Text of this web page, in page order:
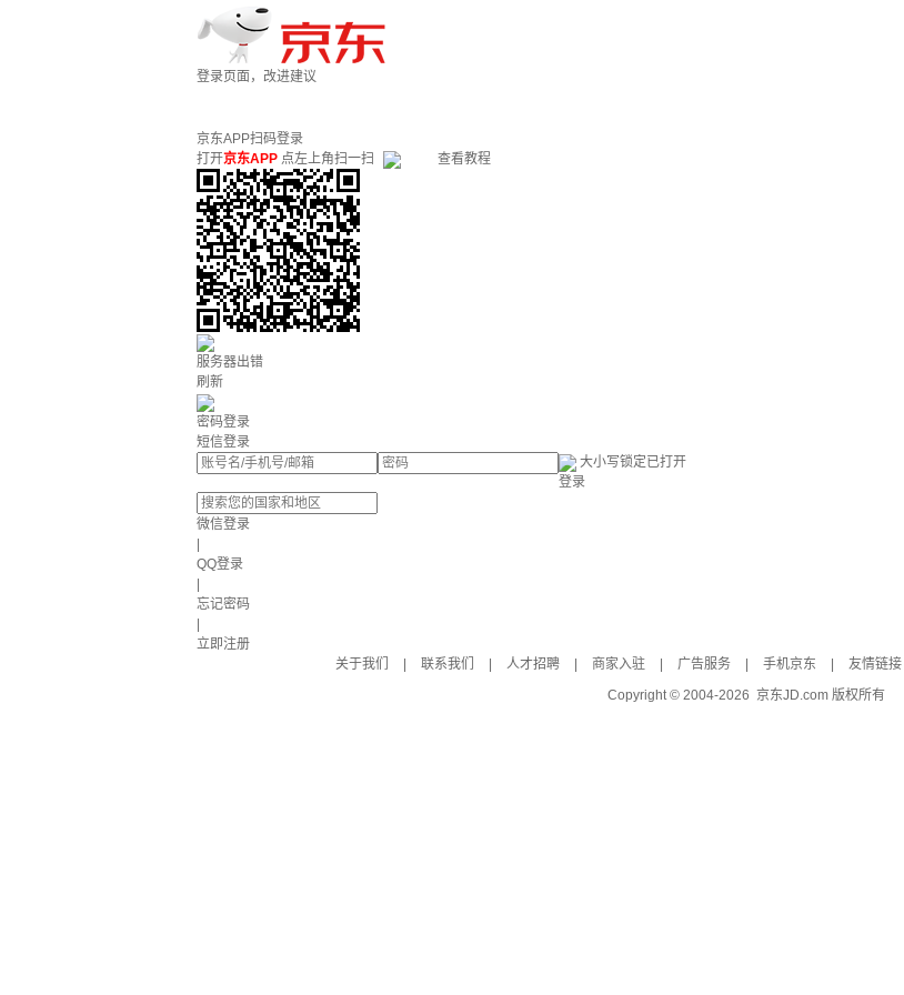
登录页面，改进建议
京东APP扫码登录
打开京东APP 点左上角扫一扫 查看教程
服务器出错
刷新
密码登录
短信登录
大小写锁定已打开
登录
微信登录
QQ登录
忘记密码
立即注册
关于我们
联系我们 人才招聘 商家入驻 广告服务 手机京东 友情链接
Copyright © 2004-2026 京东JD.com 版权所有